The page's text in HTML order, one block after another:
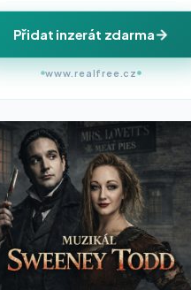
Přidat inzerát zdarma
www.realfree.cz